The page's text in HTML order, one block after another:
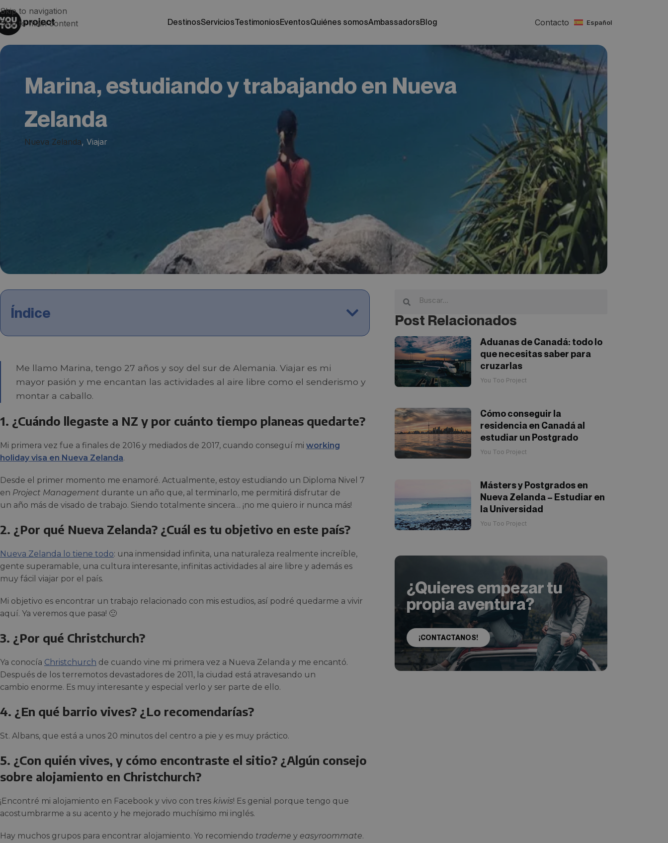
Skip to navigation
Skip to main content
destinos servicios testimonios eventos quiénes somos ambassadors blog Contacto español
Marina, estudiando y trabajando en Nueva
Zelanda
Nueva Zelanda, Viajar
Índice
Me llamo Marina, tengo 27 años y soy del sur de Alemania. Viajar es mi
mayor pasión y me encantan las actividades al aire libre como el senderismo y
montar a caballo.
1. ¿Cuándo llegaste a NZ y por cuánto tiempo planeas quedarte?
Mi primera vez fue a finales de 2016 y mediados de 2017, cuando conseguí mi working
holiday visa en Nueva Zelanda.
Desde el primer momento me enamoré. Actualmente, estoy estudiando un Diploma Nivel 7
en Project Management durante un año que, al terminarlo, me permitirá disfrutar de
un año más de visado de trabajo. Siendo totalmente sincera… ¡no me quiero ir nunca más!
2. ¿Por qué Nueva Zelanda? ¿Cuál es tu objetivo en este país?
Nueva Zelanda lo tiene todo: una inmensidad infinita, una naturaleza realmente increíble,
gente superamable, una cultura interesante, infinitas actividades al aire libre y además es
muy fácil viajar por el país.
Mi objetivo es encontrar un trabajo relacionado con mis estudios, así podré quedarme a vivir
aquí. Ya veremos que pasa! 🙂
3. ¿Por qué Christchurch?
Ya conocía Christchurch de cuando vine mi primera vez a Nueva Zelanda y me encantó.
Después de los terremotos devastadores de 2011, la ciudad está atravesando un
cambio enorme. Es muy interesante y especial verlo y ser parte de ello.
4. ¿En qué barrio vives? ¿Lo recomendarías?
St. Albans, que está a unos 20 minutos del centro a pie y es muy práctico.
5. ¿Con quién vives, y cómo encontraste el sitio? ¿Algún consejo
sobre alojamiento en Christchurch?
¡Encontré mi alojamiento en Facebook y vivo con tres kiwis! Es genial porque tengo que
acostumbrarme a su acento y he mejorado muchísimo mi inglés.
Hay muchos grupos para encontrar alojamiento. Yo recomiendo trademe y easyroommate.
Post Relacionados
Aduanas de Canadá: todo lo
que necesitas saber para
cruzarlas
You Too Project
Cómo conseguir la
residencia en Canadá al
estudiar un Postgrado
You Too Project
Másters y Postgrados en
Nueva Zelanda – Estudiar en
la Universidad
You Too Project
¿Quieres empezar tu
propia aventura?
¡CONTACTANOS!